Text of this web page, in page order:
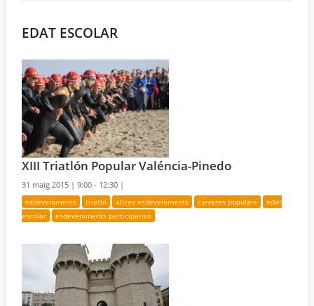
EDAT ESCOLAR
XIII Triatlón Popular Valéncia-Pinedo
31 maig 2015 |9:00 - 12:30 |
esdeveniments triatló altres esdeveniments carreres populars
edat
escolar
esdeveniments participatius